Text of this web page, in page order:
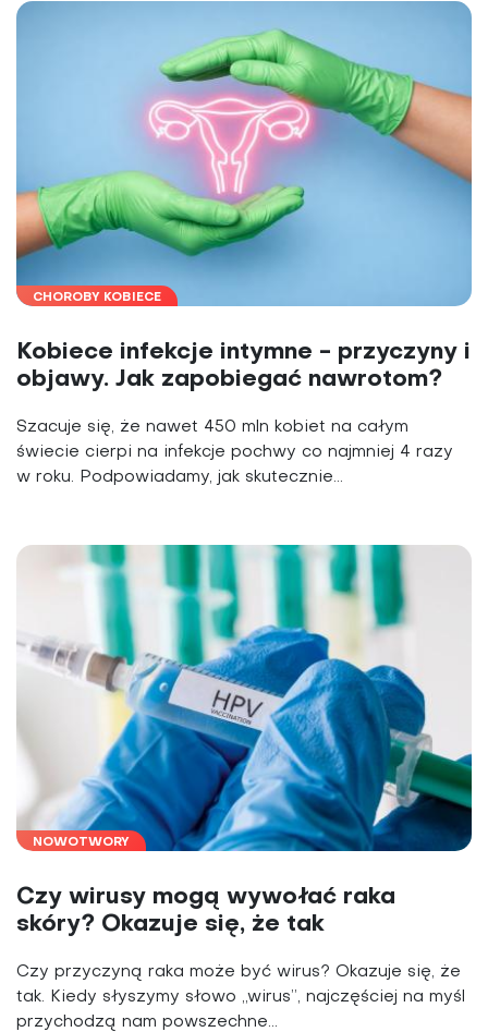
CHOROBY KOBIECE
Kobiece infekcje intymne - przyczyny i
objawy. Jak zapobiegać nawrotom?
Szacuje się, że nawet 450 mln kobiet na całym
świecie cierpi na infekcje pochwy co najmniej 4 razy
w roku. Podpowiadamy, jak skutecznie...
NOWOTWORY
Czy wirusy mogą wywołać raka
skóry? Okazuje się, że tak
Czy przyczyną raka może być wirus? Okazuje się, że
tak. Kiedy słyszymy słowo „wirus”, najczęściej na myśl
przychodzą nam powszechne...